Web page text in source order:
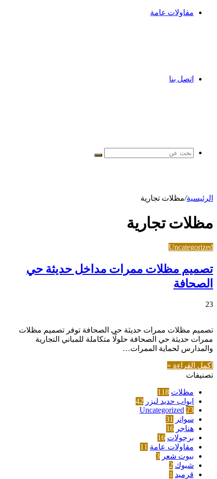
مقاولات عامة
اتصل بنا
بحث
الرئيسية/مظلات تجارية
مظلات تجارية
Uncategorized
تصميم مظلات ممرات مداخل حديثة حي
الصحافة
23
تصميم مظلات ممرات حديثة حي الصحافة توفر تصميم مظلات
ممرات حديثة حي الصحافة حلولًا متكاملة للمباني التجارية
والمدارس لحماية الممرات…
أكمل القراءة »
تصنيفات
مظلات 118
ابواب حديد ليزر 42
Uncategorized 23
سواتر
31
هناجر 16
برجولات 16
مقاولات عامة 11
بيوت شعر 3
شبوك 2
قرميد 1